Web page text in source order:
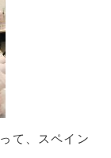
て、スペイン